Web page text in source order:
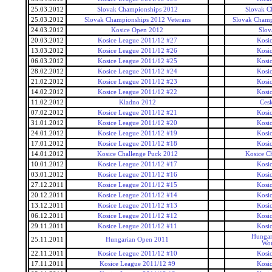
25.03.2012
Slovak Championships 2012
Slovak
25.03.2012
Slovak Championships 2012 Veterans
Slovak
24.03.2012
Kosice Open 2012
20.03.2012
Kosice League 2011/12 #27
13.03.2012
Kosice League 2011/12 #26
06.03.2012
Kosice League 2011/12 #25
28.02.2012
Kosice League 2011/12 #24
21.02.2012
Kosice League 2011/12 #23
14.02.2012
Kosice League 2011/12 #22
11.02.2012
Kladno 2012
07.02.2012
Kosice League 2011/12 #21
31.01.2012
Kosice League 2011/12 #20
24.01.2012
Kosice League 2011/12 #19
17.01.2012
Kosice League 2011/12 #18
14.01.2012
Kosice Challenge Puck 2012
Kosice
10.01.2012
Kosice League 2011/12 #17
03.01.2012
Kosice League 2011/12 #16
27.12.2011
Kosice League 2011/12 #15
20.12.2011
Kosice League 2011/12 #14
13.12.2011
Kosice League 2011/12 #13
06.12.2011
Kosice League 2011/12 #12
29.11.2011
Kosice League 2011/12 #11
25.11.2011
Hungarian Open 2011
22.11.2011
Kosice League 2011/12 #10
17.11.2011
Kosice League 2011/12 #9